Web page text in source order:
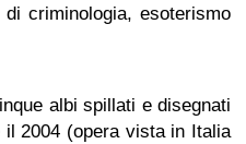
criminologia, esoterismo
albi spillati e disegnati
2004 (opera vista in Italia